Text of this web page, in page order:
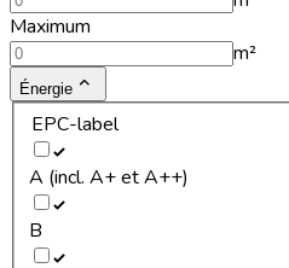
Maximum
m²
Énergie
EPC-label
A (incl. A+ et A++)
B